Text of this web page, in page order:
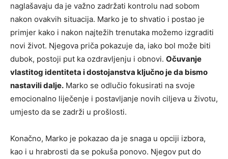
naglašavaju da je važno zadržati kontrolu nad sobom
nakon ovakvih situacija. Marko je to shvatio i postao je
primjer kako i nakon najtežih trenutaka možemo izgraditi
novi život. Njegova priča pokazuje da, iako bol može biti
dubok, postoji put ka ozdravljenju i obnovi. Očuvanje
vlastitog identiteta i dostojanstva ključno je da bismo
nastavili dalje. Marko se odlučio fokusirati na svoje
emocionalno liječenje i postavljanje novih ciljeva u životu,
umjesto da se zadrži u prošlosti.
Konačno, Marko je pokazao da je snaga u opciji izbora,
kao i u hrabrosti da se pokuša ponovo. Njegov put do